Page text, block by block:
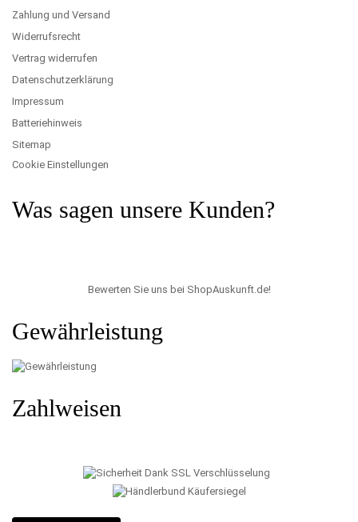
Zahlung und Versand
Widerrufsrecht
Vertrag widerrufen
Datenschutzerklärung
Impressum
Batteriehinweis
Sitemap
Cookie Einstellungen
Was sagen unsere Kunden?
Bewerten Sie uns bei ShopAuskunft.de!
Gewährleistung
Zahlweisen